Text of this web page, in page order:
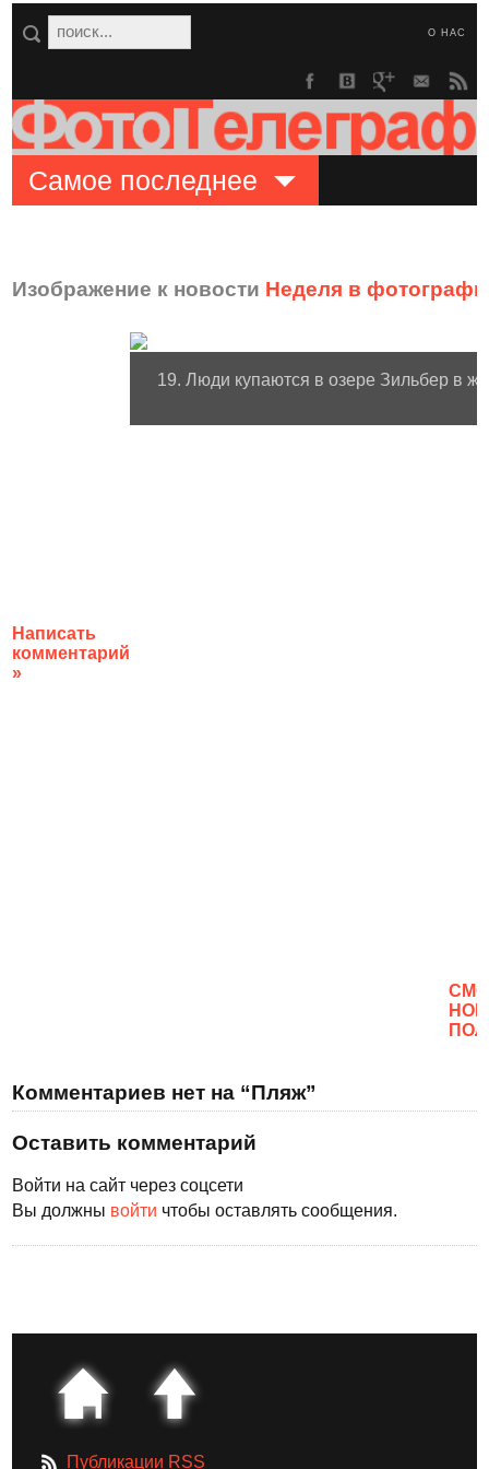
О НАС
Самое последнее
Изображение к новости Неделя в
Написать
комментарий
»
19. Люди купаются в озере Зильбер в
Комментариев нет на “Пляж”
Оставить комментарий
Войти на сайт через соцсети
Вы должны войти чтобы оставлять сообщения.
Публикации RSS